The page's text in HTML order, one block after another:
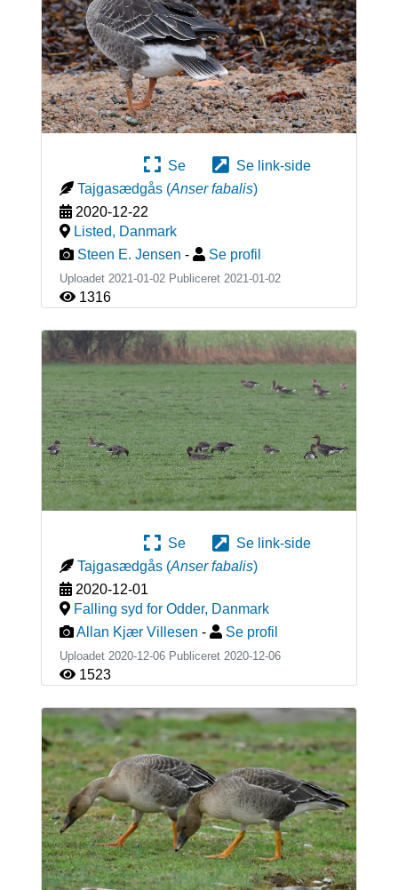
Se
Se link-side
Tajgasædgås (Anser fabalis)
2020-12-22
Listed, Danmark
Steen E. Jensen - Se profil
Uploadet 2021-01-02 Publiceret 2021-01-02
1316
Se
Se link-side
Tajgasædgås (Anser fabalis)
2020-12-01
Falling syd for Odder, Danmark
Allan Kjær Villesen - Se profil
Uploadet 2020-12-06 Publiceret 2020-12-06
1523